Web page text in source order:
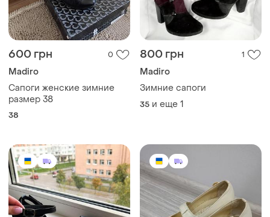
600 грн 0
Madiro
Сапоги женские зимние
размер 38
38
800 грн 1
Madiro
Зимние сапоги
35 и еще 1